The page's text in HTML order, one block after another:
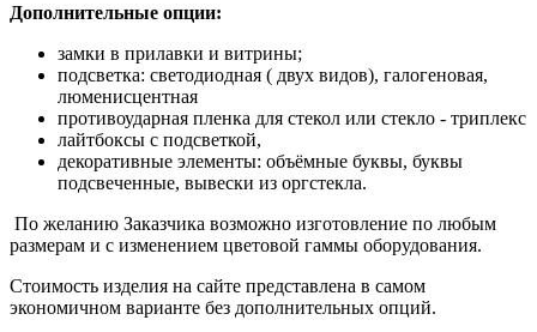
Дополнительные опции:
замки в прилавки и витрины;
подсветка: светодиодная ( двух видов), галогеновая,
люменисцентная
противоударная пленка для стекол или стекло - триплекс
лайтбоксы с подсветкой,
декоративные элементы: объёмные буквы, буквы
подсвеченные, вывески из оргстекла.
По желанию Заказчика возможно изготовление по любым
размерам и с изменением цветовой гаммы оборудования.
Стоимость изделия на сайте представлена в самом
экономичном варианте без дополнительных опций.